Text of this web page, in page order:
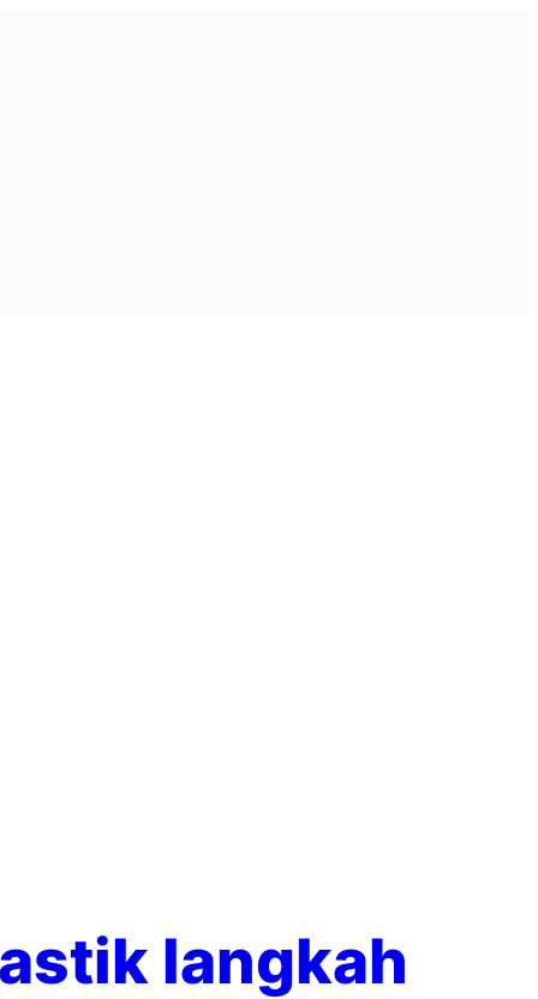
langkah